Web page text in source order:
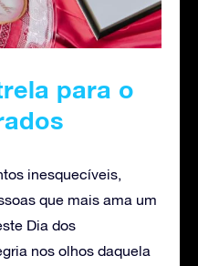
para o
inesquecíveis,
que mais ama um
Dia dos
nos olhos daquela